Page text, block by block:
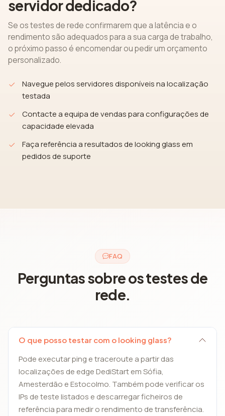
servidor dedicado?
Se os testes de rede confirmarem que a latência e o
rendimento são adequados para a sua carga de trabalho,
o próximo passo é encomendar ou pedir um orçamento
personalizado.
Navegue pelos servidores disponíveis na localização
testada
Contacte a equipa de vendas para configurações de
capacidade elevada
Faça referência a resultados de looking glass em
pedidos de suporte
FAQ
Perguntas sobre os testes de
rede.
O que posso testar com o looking glass?
Pode executar ping e traceroute a partir das
localizações de edge DediStart em Sófia,
Amesterdão e Estocolmo. Também pode verificar os
IPs de teste listados e descarregar ficheiros de
referência para medir o rendimento de transferência.